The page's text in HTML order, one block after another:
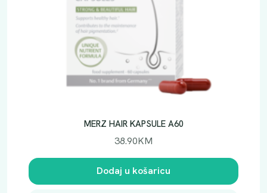
MERZ HAIR KAPSULE A60
38.90KM
Dodaj u košaricu